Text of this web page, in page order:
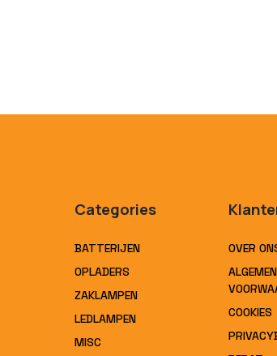
Categories
BATTERIJEN
OPLADERS
ZAKLAMPEN
LEDLAMPEN
MISC
OVER
COOKIES